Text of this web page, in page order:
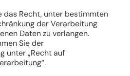
das Recht, unter bestimmten
der Verarbeitung
Daten zu verlangen.
Sie der
unter „Recht auf